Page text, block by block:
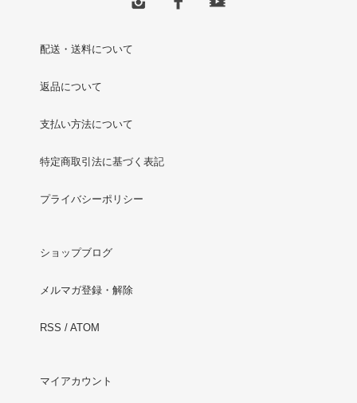
配送・送料について
返品について
支払い方法について
特定商取引法に基づく表記
プライバシーポリシー
ショップブログ
メルマガ登録・解除
RSS / ATOM
マイアカウント